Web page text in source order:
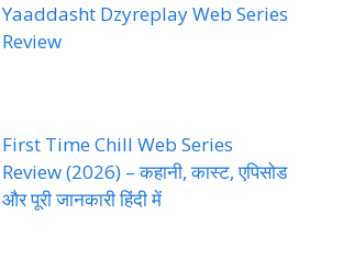
Yaaddasht Dzyreplay Web Series
Review
First Time Chill Web Series
Review (2026) – कहानी, कास्ट, एपिसोड
और पूरी जानकारी हिंदी में